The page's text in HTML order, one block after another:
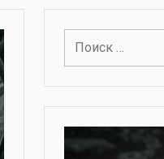
Поиск